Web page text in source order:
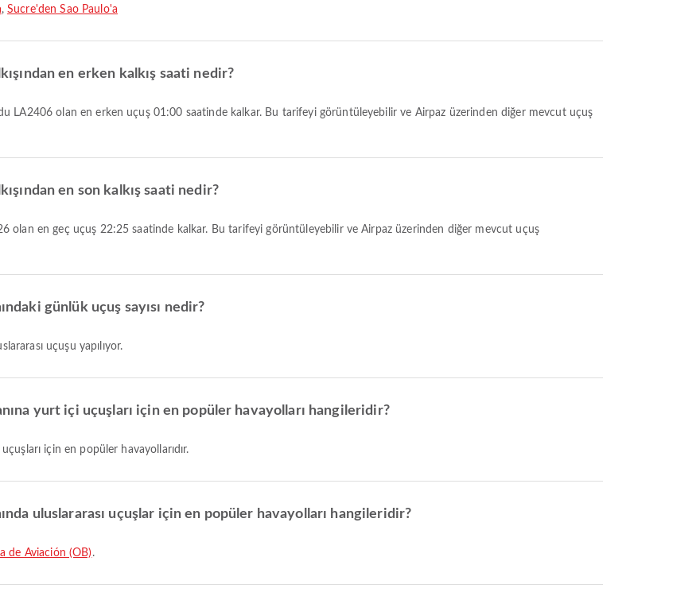
, Sucre'den Sao Paulo'a
en erken kalkış saati nedir?
en son kalkış saati nedir?
günlük uçuş sayısı nedir?
uçuşu yapılıyor.
yurt içi uçuşları için en popüler havayolları hangileridir?
için en popüler havayollarıdır.
uluslararası uçuşlar için en popüler havayolları hangileridir?
de Aviación (OB) .